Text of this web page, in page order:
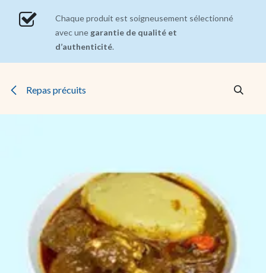
Chaque produit est soigneusement sélectionné
avec une garantie de qualité et
d’authenticité.
Repas précuits